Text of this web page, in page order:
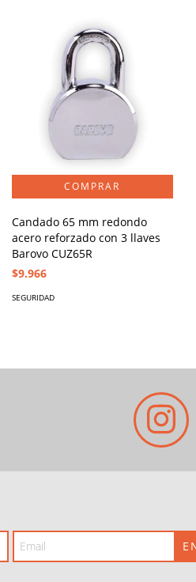
Candado 65 mm redondo
acero reforzado con 3 llaves
Barovo CUZ65R
$9.966
SEGURIDAD